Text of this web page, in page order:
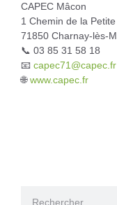
CAPEC Mâcon
1 Chemin de la
71850 Charnay-lès-
📞 03 85 31 58 18
📧 capec71@capec.fr
🌐www.capec.fr